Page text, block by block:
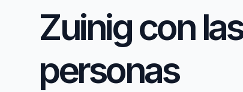
Zuinig con las
personas